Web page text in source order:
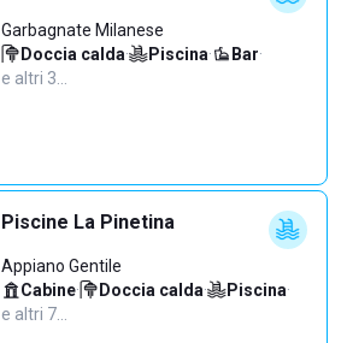
Garbagnate Milanese
Doccia calda· Piscina· Bar·
e altri 3…
Piscine La Pinetina
Appiano Gentile
Cabine· Doccia calda· Piscina·
e altri 7…